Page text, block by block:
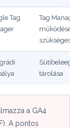
Tag
Tag Manager
szükséges
tárolása
a GA4
A pontos